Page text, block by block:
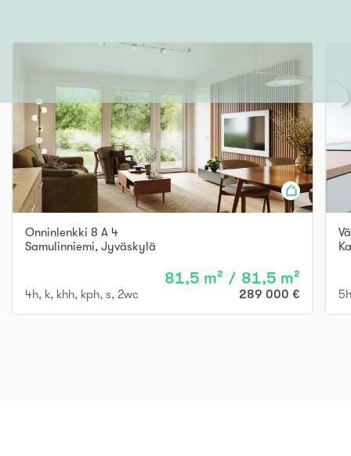
Onninlenkki 8 A 4
Samulinniemi, Jyväskylä
81,5 m² / 81,5 m²
4h, k, khh, kph, s, 2wc 289 000 €